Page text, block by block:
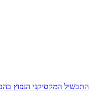
התבשיל המקסיקני הנפוץ